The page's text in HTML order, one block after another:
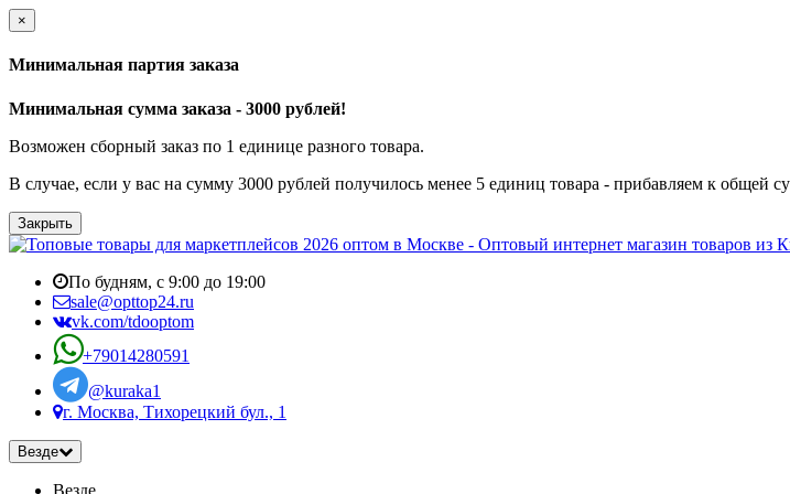
×
Минимальная партия заказа
Минимальная сумма заказа - 3000 рублей!
Возможен сборный заказ по 1 единице разного товара.
В случае, если у вас на сумму 3000 рублей получилось менее 5 единиц товара - прибавляем к общей
Закрыть
По будням, с 9:00 до 19:00
sale@opttop24.ru
vk.com/tdooptom
+79014280591
@kuraka1
г. Москва, Тихорецкий бул., 1
Везде
Везде